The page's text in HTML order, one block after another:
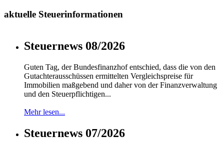
aktuelle Steuerinformationen
Steuernews 08/2026
Guten Tag, der Bundesfinanzhof entschied, dass die von den
Gutachterausschüssen ermittelten Vergleichspreise für
Immobilien maßgebend und daher von der Finanzverwaltung
und den Steuerpflichtigen...
Mehr lesen...
Steuernews 07/2026